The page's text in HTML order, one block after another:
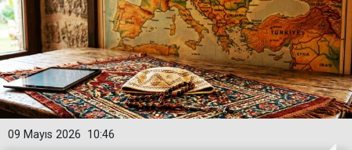
10:46
09 Mayıs 2026